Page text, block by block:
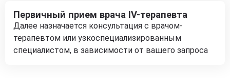
Первичный прием врача IV-терапевта
Далее назначается консультация с врачом-
терапевтом или узкоспециализированным
специалистом, в зависимости от вашего запроса